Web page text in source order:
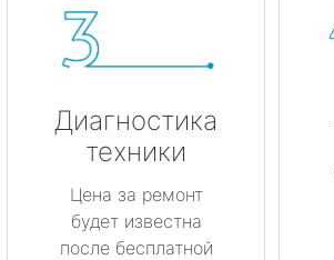
Диагностика
техники
Цена за ремонт
будет известна
после бесплатной